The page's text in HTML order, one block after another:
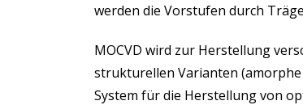
werden die Vorstufen durch
MOCVD wird zur Herstellung
strukturellen Varianten
System für die Herstellung von